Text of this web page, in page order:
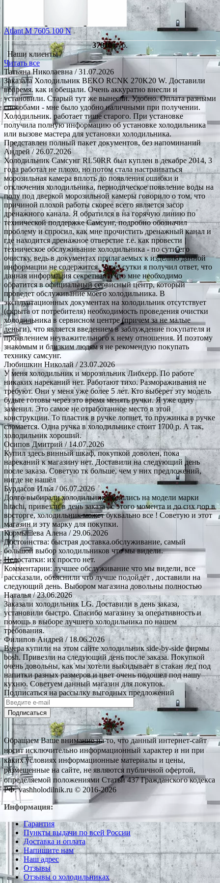
Atlant М 7605 100 N
37810руб.
Наши клиенты /
Читать все
Татьяна Николаевна / 31.07.2026
Заказала Холодильник BEKO RCNK 270K20 W. Доставили
вовремя. как и обещали. Очень аккуратно внесли и
установили. Старый тут же вынесли. Удобно. Оплата разными
способами - мне было удобно наличными при получении.
Холодильник. работает тише старого. При установке
получила полную информацию об установке холодильника
или вызове мастера для установки холодильника.
Представлен полный пакет документов, без напоминаний
Андрей / 26.07.2026
Холодильник Самсунг RL50RR был куплен в декабре 2014, 3
года работал не плохо, но потом стала настраиваться
морозильная камера вплоть до появления ошибки и
отключения холодильника, периодическое появление воды на
полу под дверкой морозильной камеры говорило о том, что
причиной плохой работы скорее всего является засор
дренажного канала. Я обратился в на горячую линию по
технической поддержке Самсунг, подробно обозначил
проблему и спросил, как мне прочистить дренажный канал и
где находится дренажное отверстие т.е. как провести
техническое обслуживание холодильника - по сути его
очистку, ведь в документах прилагаемых к изделию данной
информации не содержится. Через сутки я получил ответ, что
данная информация секретная и что мне необходимо
обратится в официальный сервисный центр, который
проведет обслуживание моего холодильника. В
эксплуатационных документах на холодильник отсутствует
(скрыта от потребителя) необходимость проведения очистки
холодильника в сервисном центре (причем за не малые
деньги), что является введением в заблуждение покупателя и
проявлением неуважительного к нему отношения. И поэтому
знакомым и близким людям я не рекомендую покупать
технику самсунг.
Любишкин Николай / 23.07.2026
У меня холодильник и морозильник Либхерр. По работе
никаких нареканий нет. Работают тихо. Размораживания не
требуют. Они у меня уже более 5 лет. Кто выберет эту модель
будьте готовы через это время менять ручки. Я уже одну
заменил. Это самое не отработанное место в этой
конструкции. То пластик в ручке лопнет, то пружинка в ручке
сломается. Одна ручка в холодильнике стоит 1700 р. А так,
холодильник хороший.
Осипов Дмитрий/ 14.07.2026
Купил здесь винный шкаф, покупкой доволен, пока
нареканий к магазину нет. Доставили на следующий день
после заказа. Советую тк больше, чем у них предложений,
нигде не нашёл
Бурдасов Илья/ 06.07.2026
Долго выбирали холодильник , сошлись на модели марки
hitachi, привезли в день заказа , с этого момента и до сих пор в
восторге, холодильник может буквально все ! Советую и этот
магазин и эту марку для покупки.
Кормышева Алена / 29.06.2026
Достоинства: быстрая доставка.обслуживание, самый
большой выбор холодильников что мы видели.
Недостатки: их просто нет.
Комментарии: лучшее обслуживание что мы видели, все
рассказали, объяснили что лучше подойдёт , доставили на
следующий день. Выбором магазина довольны полностью
Наталья/ 23.06.2026
Заказали холодильник LG. Доставили в день заказа,
установили быстро. Спасибо магазину за оперативность и
помощь в выборе лучшего холодильника по нашем
требования.
Филипов Андрей / 18.06.2026
Вчера купили на этом сайте холодильник side-by-side фирмы
bosh. Привезли на следующий день после заказа. Покупкой
очень довольны, как мы хотели выкидывает в стакан лед под
напитки разных размеров и цвет очень подошел под нашу
кухню. Советуем данный магазин для покупок.
Подписаться на рассылку выгодных предложений
Подписаться
Обращаем Ваше внимание на то, что данный интернет-сайт
носит исключительно информационный характер и ни при
каких условиях информационные материалы и цены,
размещенные на сайте, не являются публичной офертой,
определяемой положениями Статьи 437 Гражданского кодекса
РФ. vashholodilnik.ru © 2016-2026
Информация:
Гарантия
Пункты выдачи по всей России
Доставка и оплата
Напишите нам
Наш адрес
Отзывы
Отзывы о холодильниках